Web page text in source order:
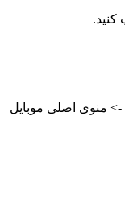
کنید.
> منوی اصلی موبایل